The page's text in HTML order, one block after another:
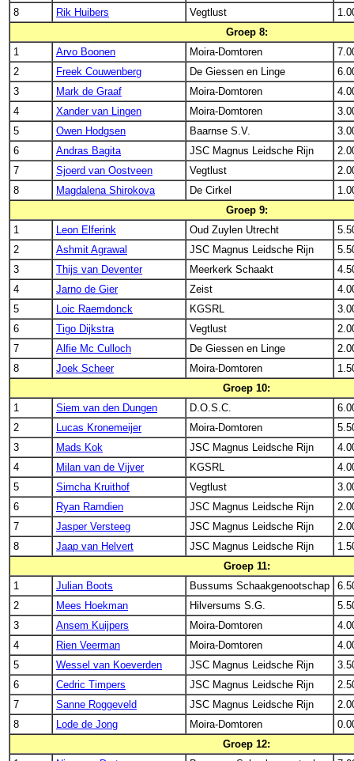
8
Rik Huibers Vegtlust
Groep 8:
1
Arvo Boonen Moira-Domtoren
2
Freek Couwenberg De Giessen en Linge
3
Mark de Graaf Moira-Domtoren
4
Xander van Lingen Moira-Domtoren
5
Owen Hodgsen Baarnse S.V.
6
Andras Bagita JSC Magnus Leidsche Rijn
7
Sjoerd van Oostveen Vegtlust
8
Magdalena Shirokova De Cirkel
Groep 9:
1
Leon Elferink Oud Zuylen Utrecht
2
Ashmit Agrawal JSC Magnus Leidsche Rijn
3
Thijs van Deventer Meerkerk Schaakt
4
Jarno de Gier Zeist
5
Loic Raemdonck KGSRL
6
Tigo Dijkstra Vegtlust
7
Alfie Mc Culloch De Giessen en Linge
8
Joek Scheer Moira-Domtoren
Groep 10:
1
Siem van den Dungen D.O.S.C.
2
Lucas Kronemeijer Moira-Domtoren
3
Mads Kok JSC Magnus Leidsche Rijn
4
Milan van de Vijver KGSRL
5
Simcha Kruithof Vegtlust
6
Ryan Ramdien JSC Magnus Leidsche Rijn
7
Jasper Versteeg JSC Magnus Leidsche Rijn
8
Jaap van Helvert JSC Magnus Leidsche Rijn
Groep 11:
1
Julian Boots Bussums Schaakgenootschap
2
Mees Hoekman Hilversums S.G.
3
Ansem Kuijpers Moira-Domtoren
4
Rien Veerman Moira-Domtoren
5
Wessel van Koeverden JSC Magnus Leidsche Rijn
6
Cedric Timpers JSC Magnus Leidsche Rijn
7
Sanne Roggeveld JSC Magnus Leidsche Rijn
8
Lode de Jong Moira-Domtoren
Groep 12: